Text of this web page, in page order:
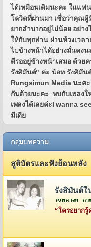
ได้เหมือนเดิมนะคะ ในแฟ
โควิดที่ผ่านมา เชื่อว่าคุณผู้
ยากลำบากอยู่ไม่น้อย อย่าง
ให้กับทุกท่าน ผ่านห้วงเวล
ไปข้างหน้าได้อย่างมั่นคงน
ดีรออยู่ข้างหน้าเสมอ ด้วย
รังสิมันต์" ค่ะ น้อท รังสิมัน
Rungsimun Media นะค
กันด้วยนะคะ พบกับเพลงใ
เพลงได้เลยค่ะI wanna
มีเดีย
กลุ่มบทความ
สูติบัตรและฟังย้อนหลัง
รังสิมันต์ใ